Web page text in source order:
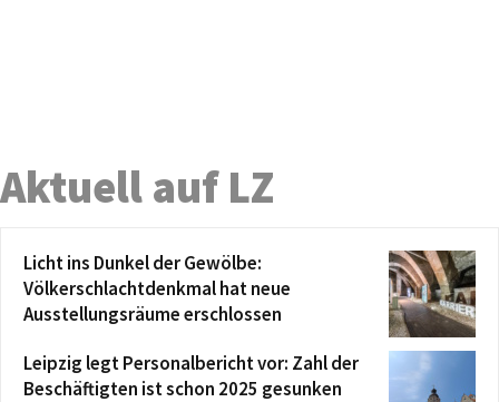
Aktuell auf LZ
Licht ins Dunkel der Gewölbe:
Völkerschlachtdenkmal hat neue
Ausstellungsräume erschlossen
Leipzig legt Personalbericht vor: Zahl der
Beschäftigten ist schon 2025 gesunken